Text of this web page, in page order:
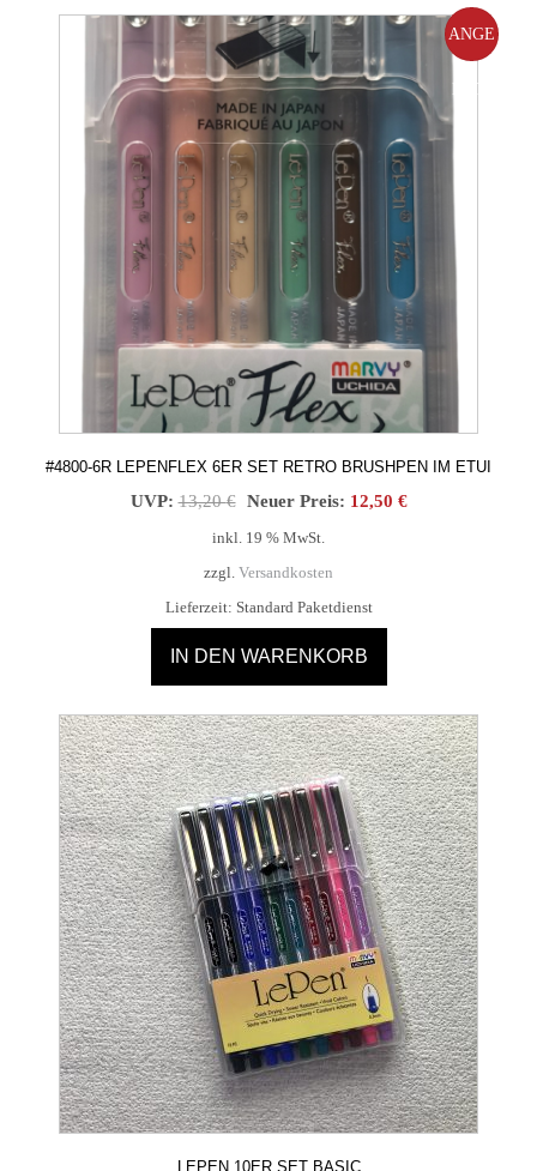
Produkt
weist
mehrere
Varianten
auf.
Die
Optionen
können
Produktseite
gewählt
werden
ANGE
BOT!
#4800-6R LEPENFLEX 6ER SET RETRO BRUSHPEN IM ETUI
UVP: 13,20€ Ursprünglicher
13,20 €
Neuer Preis: 12,50 €Aktueller
inkl. 19 % MwSt.
zzgl. Versandkosten
Lieferzeit: Standard Paketdienst
IN DEN WARENKORB
LEPEN 10ER SET BASIC